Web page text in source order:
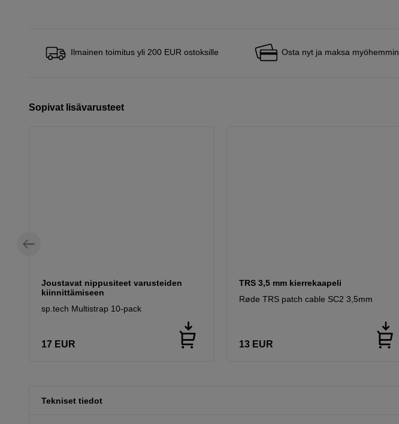
Ilmainen toimitus yli 200 EUR ostoksille Osta nyt ja maksa myöhemmin
Sopivat lisävarusteet
Joustavat nippusiteet varusteiden
kiinnittämiseen
sp.tech Multistrap 10-pack
17 EUR
TRS 3,5 mm kierrekaapeli
Røde TRS patch cable SC2 3,5mm
13 EUR
Tekniset tiedot